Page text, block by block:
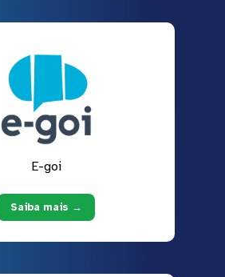
E-goi
Saiba mais →